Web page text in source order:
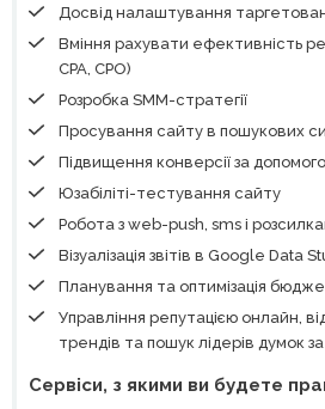
Досвід налаштування
Вміння рахувати ефективність
CPA, СPO)
Розробка SMM-стратегії
Просування сайту в пошукових
Підвищення конверсії за
Юзабіліті-тестування сайту
Робота з web-push, sms і
Візуалізація звітів в Google Data
Планування та оптимізація
Управління репутацією онлайн,
трендів та пошук лідерів думок
Сервіси, з якими ви будете